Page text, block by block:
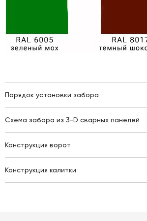
Порядок установки забора
Схема забора из 3-D сварных панелей
Конструкция ворот
Конструкция калитки